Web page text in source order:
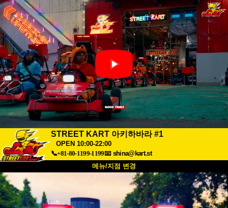
STREET KART 아키하바라 #1
OPEN 10:00-22:00
📞+81-80-1199-1199📧 shina@kart.st
메뉴/지점 변경
소개 가격